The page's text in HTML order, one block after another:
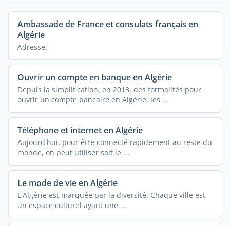
Ambassade de France et consulats français en
Algérie
Adresse:
Ouvrir un compte en banque en Algérie
Depuis la simplification, en 2013, des formalités pour
ouvrir un compte bancaire en Algérie, les ...
Téléphone et internet en Algérie
Aujourd'hui, pour être connecté rapidement au reste du
monde, on peut utiliser soit le ...
Le mode de vie en Algérie
L'Algérie est marquée par la diversité. Chaque ville est
un espace culturel ayant une ...